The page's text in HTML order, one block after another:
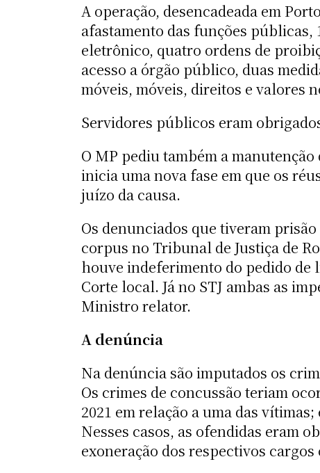
A operação, desencadeada em
afastamento das funções públicas,
eletrônico, quatro ordens de
acesso a órgão público, duas
móveis, móveis, direitos e valores
Servidores públicos eram
O MP pediu também a
inicia uma nova fase em que os
juízo da causa.
Os denunciados que tiveram
corpus no Tribunal de Justiça de
houve indeferimento do pedido de
Corte local. Já no STJ ambas as
Ministro relator.
A denúncia
Na denúncia são imputados os
Os crimes de concussão teriam
2021 em relação a uma das
Nesses casos, as ofendidas eram
exoneração dos respectivos